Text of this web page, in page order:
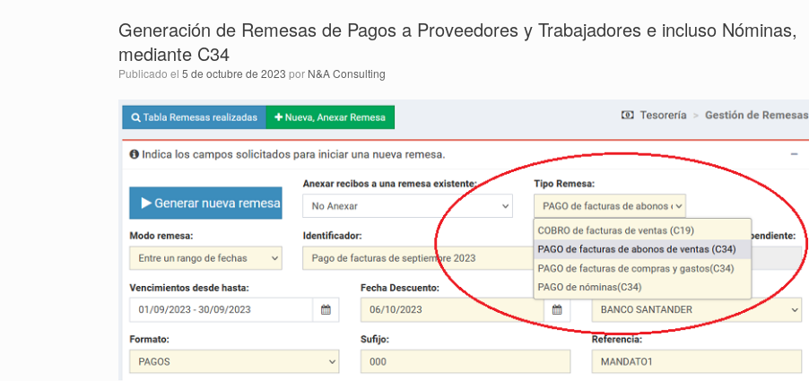
Generación de Remesas de Pagos a Proveedores y Trabajadores e incluso Nóminas,
mediante C34
Publicado el 5 de octubre de 2023 por N&A Consulting